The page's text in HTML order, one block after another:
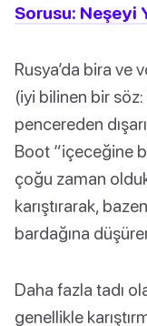
Sorusu: Neşeyi
Rusya’da bira
(iyi bilinen bir
pencereden
Boot “içeceğine
çoğu zaman
karıştırarak,
bardağına
Daha fazla tadı
genellikle